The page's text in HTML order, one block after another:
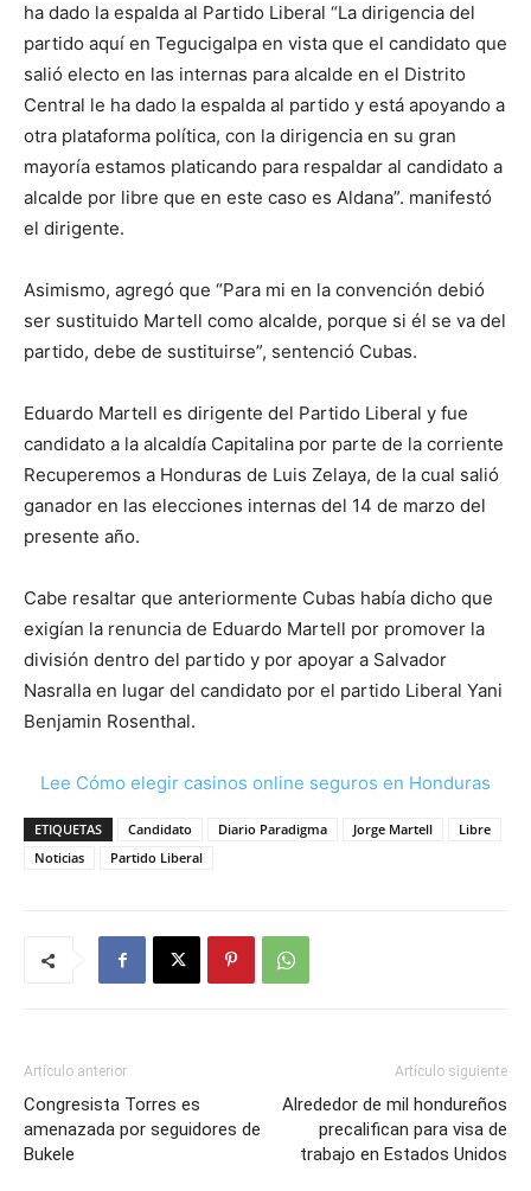
ha dado la espalda al Partido Liberal “La dirigencia del
partido aquí en Tegucigalpa en vista que el candidato que
salió electo en las internas para alcalde en el Distrito
Central le ha dado la espalda al partido y está apoyando a
otra plataforma política, con la dirigencia en su gran
mayoría estamos platicando para respaldar al candidato a
alcalde por libre que en este caso es Aldana”. manifestó
el dirigente.
Asimismo, agregó que “Para mi en la convención debió
ser sustituido Martell como alcalde, porque si él se va del
partido, debe de sustituirse”, sentenció Cubas.
Eduardo Martell es dirigente del Partido Liberal y fue
candidato a la alcaldía Capitalina por parte de la corriente
Recuperemos a Honduras de Luis Zelaya, de la cual salió
ganador en las elecciones internas del 14 de marzo del
presente año.
Cabe resaltar que anteriormente Cubas había dicho que
exigían la renuncia de Eduardo Martell por promover la
división dentro del partido y por apoyar a Salvador
Nasralla en lugar del candidato por el partido Liberal Yani
Benjamin Rosenthal.
Lee Cómo elegir casinos online seguros en Honduras
ETIQUETAS Candidato Diario Paradigma Jorge Martell
Libre
Noticias
Partido Liberal
Artículo anterior
Congresista Torres es
amenazada por seguidores de
Bukele
Artículo siguiente
Alrededor de mil hondureños
precalifican para visa de
trabajo en Estados Unidos